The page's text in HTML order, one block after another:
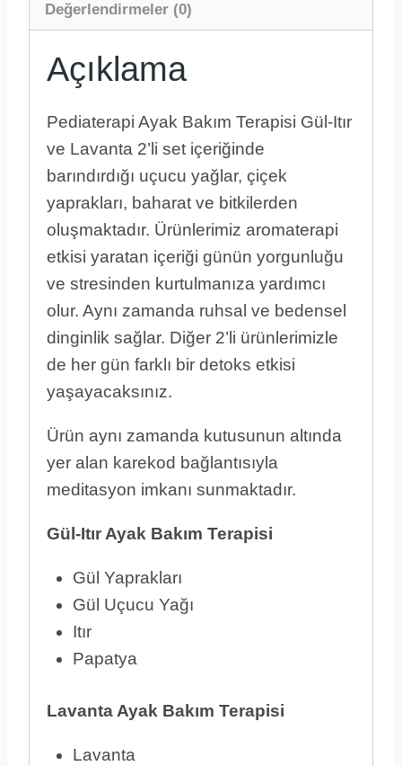
Değerlendirmeler (0)
Açıklama
Pediaterapi Ayak Bakım Terapisi Gül-Itır
ve Lavanta 2’li set içeriğinde
barındırdığı uçucu yağlar, çiçek
yaprakları, baharat ve bitkilerden
oluşmaktadır. Ürünlerimiz aromaterapi
etkisi yaratan içeriği günün yorgunluğu
ve stresinden kurtulmanıza yardımcı
olur. Aynı zamanda ruhsal ve bedensel
dinginlik sağlar. Diğer 2’li ürünlerimizle
de her gün farklı bir detoks etkisi
yaşayacaksınız.
Ürün aynı zamanda kutusunun altında
yer alan karekod bağlantısıyla
meditasyon imkanı sunmaktadır.
Gül-Itır Ayak Bakım Terapisi
Gül Yaprakları
Gül Uçucu Yağı
Itır
Papatya
Lavanta Ayak Bakım Terapisi
Lavanta